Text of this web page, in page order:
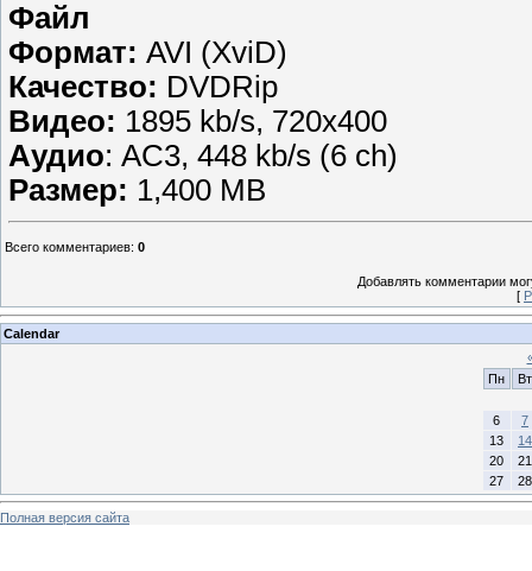
Файл
Формат: AVI (XviD)
Качество: DVDRip
Видео: 1895 kb/s, 720x400
Аудио: AC3, 448 kb/s (6 ch)
Размер: 1,400 MB
Всего комментариев: 0
Добавлять комментарии
[
Calendar
Пн
Вт
6
7
13
14
20
21
27
28
Полная версия сайта